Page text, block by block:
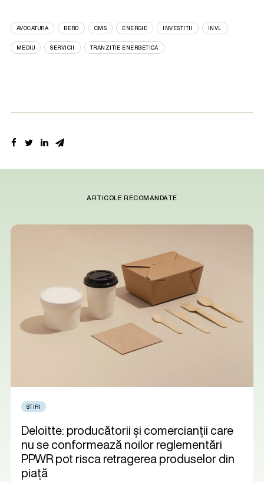
AVOCATURA BERD CMS ENERGIE INVESTITII INVL
MEDIU SERVICII TRANZITIE ENERGETICA
ARTICOLE RECOMANDATE
ȘTIRI
Deloitte: producătorii și comercianții care
nu se conformează noilor reglementări
PPWR pot risca retragerea produselor din
piață